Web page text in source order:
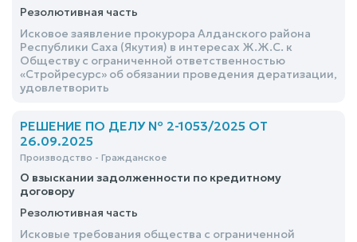
Резолютивная часть
Исковое заявление прокурора Алданского района
Республики Саха (Якутия) в интересах Ж.Ж.С. к
Обществу с ограниченной ответственностью
«Стройресурс» об обязании проведения дератизации,
удовлетворить
РЕШЕНИЕ ПО ДЕЛУ № 2-1053/2025 ОТ
26.09.2025
Производство - Гражданское
О взыскании задолженности по кредитному
договору
Резолютивная часть
Исковые требования общества с ограниченной